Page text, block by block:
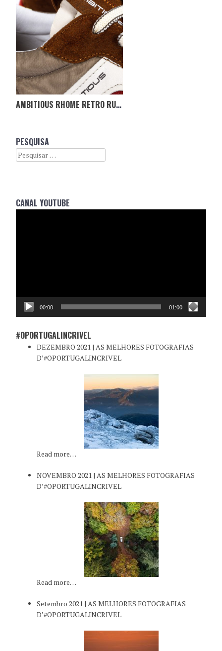
AMBITIOUS RHOME RETRO RUNNER
PESQUISA
Search
CANAL YOUTUBE
00:00 01:00
#OPORTUGALINCRIVEL
DEZEMBRO 2021 | AS MELHORES FOTOGRAFIAS
D’#OPORTUGALINCRIVEL
Read more…
NOVEMBRO 2021 | AS MELHORES FOTOGRAFIAS
D’#OPORTUGALINCRIVEL
Read more…
Setembro 2021 | AS MELHORES FOTOGRAFIAS
D’#OPORTUGALINCRIVEL